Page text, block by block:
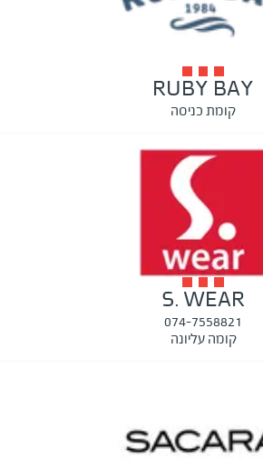
RUBY BAY
קומת כניסה
S. WEAR
074-7558821
קומה עליונה